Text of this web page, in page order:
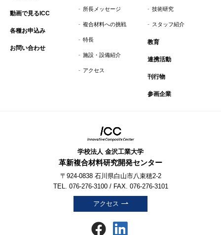
動画で見るICC
各種お申込み
お問い合わせ
所長メッセージ
複合材料への挑戦
特長
施設・設備紹介
アクセス
技術研究
スタッフ紹介
教育
連携活動
刊行物
参画企業
学校法人 金沢工業大学
革新複合材料研究開発センター
〒924-0838 石川県白山市八束穂2-2
TEL. 076-276-3100 / FAX. 076-276-3101
アクセス